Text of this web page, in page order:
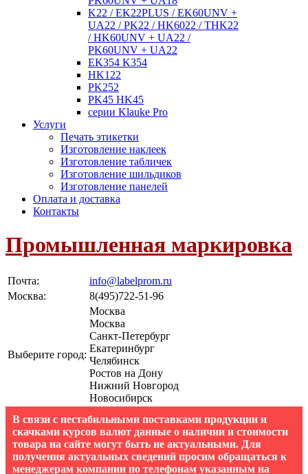
K22 / EK22PLUS / EK60UNV +
UA22 / PK22 / HK6022 / THK22
/ HK60UNV + UA22 /
PK60UNV + UA22
EK354 K354
HK122
PK252
PK45 HK45
серии Klauke Pro
Услуги
Печать этикетки
Изготовление наклеек
Изготовление табличек
Изготовление шильдиков
Изготовление панелей
Оплата и доставка
Контакты
Промышленная маркировка
Почта:
info@labelprom.ru
Москва: 8(495)722-51-96
Выберите город:
Москва
Москва
Санкт-Петербург
Екатеринбург
Челябинск
Ростов на Дону
Нижний Новгород
Новосибирск
В связи с нестабильными поставками продукции и
скачками курсов валют данные о наличии и стоимости
товара на сайте могут быть не актуальными. Для
получения актуальных сведений просим обращаться к
менеджерам компании по телефонам указанным на